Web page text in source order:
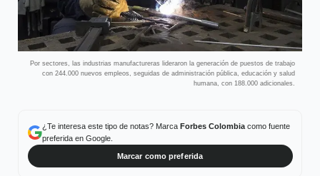
Por sectores, las industrias manufactureras lideraron la generación de puestos de trabajo
con 244.000 nuevos empleos, seguidas de administración pública, educación y salud
humana, con 188.000 adicionales.
¿Te interesa este tipo de notas? Marca Forbes Colombiacomo fuente
preferida en Google.
Marcar como preferida